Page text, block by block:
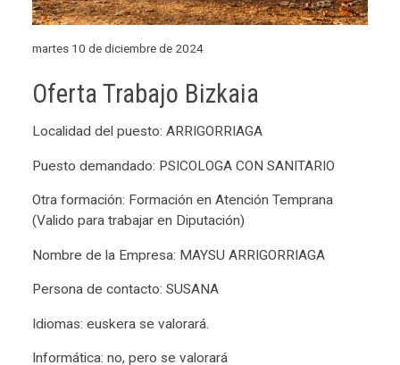
martes 10 de diciembre de 2024
Oferta Trabajo Bizkaia
Localidad del puesto: ARRIGORRIAGA
Puesto demandado: PSICOLOGA CON SANITARIO
Otra formación: Formación en Atención Temprana
(Valido para trabajar en Diputación)
Nombre de la Empresa: MAYSU ARRIGORRIAGA
Persona de contacto: SUSANA
Idiomas: euskera se valorará.
Informática: no, pero se valorará